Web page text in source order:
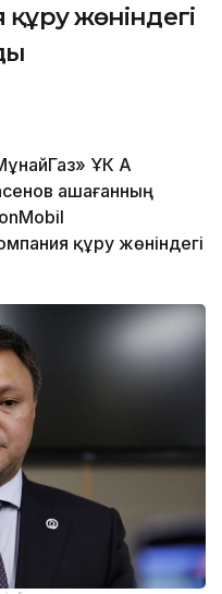
жөніндегі
ҰК АҚ
Қашағанның
құру жөніндегі